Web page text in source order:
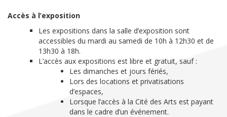
Accès à l’exposition
Les expositions dans la salle d’exposition sont
accessibles du mardi au samedi de 10h à 12h30 et de
13h30 à 18h.
L’accès aux expositions est libre et gratuit, sauf :
Les dimanches et jours fériés,
Lors des locations et privatisations
d’espaces,
Lorsque l’accès à la Cité des Arts est payant
dans le cadre d’un événement.